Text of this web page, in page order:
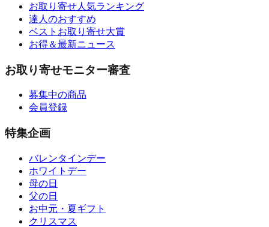
お取り寄せ人気ランキング
達人のおすすめ
ベストお取り寄せ大賞
お得＆最新ニュース
お取り寄せモニター審査
募集中の商品
会員登録
特集企画
バレンタインデー
ホワイトデー
母の日
父の日
お中元・夏ギフト
クリスマス